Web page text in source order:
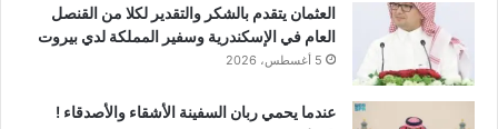
العثمان يتقدم بالشكر والتقدير لكلا من القنصل
العام في الإسكندرية وسفير المملكة لدي بيروت
5 أغسطس، 2026
عندما يحمي ربان السفينة الأشقاء والأصدقاء !